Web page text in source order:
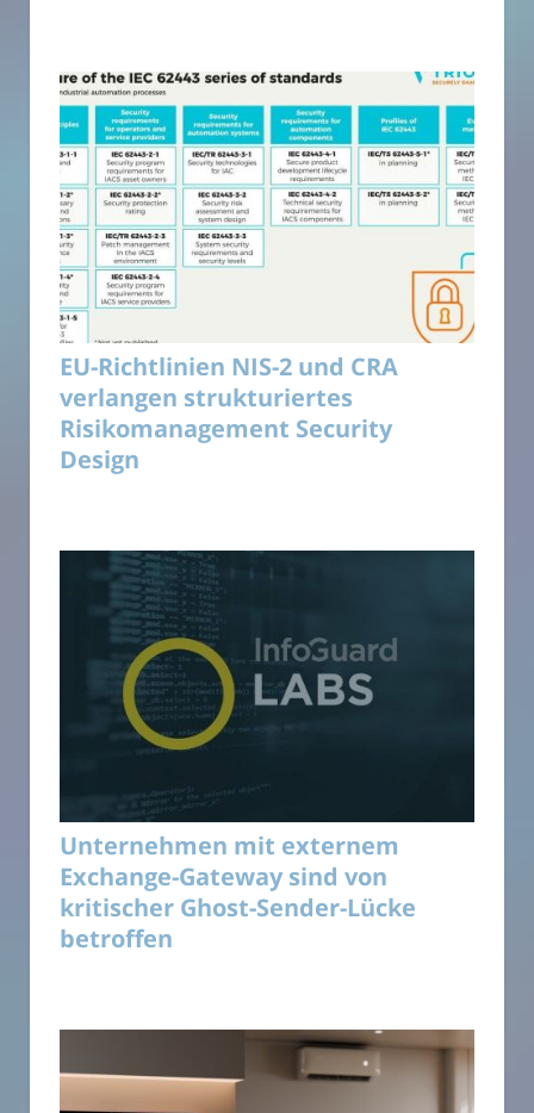
EU-Richtlinien NIS-2 und CRA
verlangen strukturiertes
Risikomanagement Security
Design
Unternehmen mit externem
Exchange-Gateway sind von
kritischer Ghost-Sender-Lücke
betroffen